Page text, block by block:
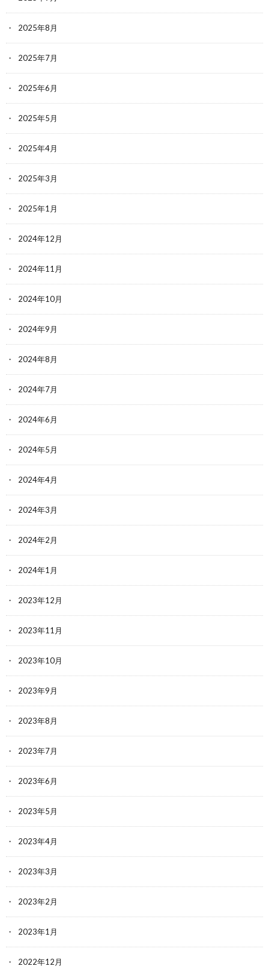
2025年8月
2025年7月
2025年6月
2025年5月
2025年4月
2025年3月
2025年1月
2024年12月
2024年11月
2024年10月
2024年9月
2024年8月
2024年7月
2024年6月
2024年5月
2024年4月
2024年3月
2024年2月
2024年1月
2023年12月
2023年11月
2023年10月
2023年9月
2023年8月
2023年7月
2023年6月
2023年5月
2023年4月
2023年3月
2023年2月
2023年1月
2022年12月